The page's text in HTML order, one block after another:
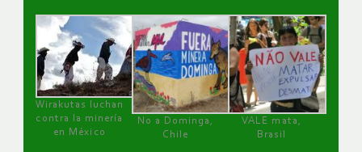
Wirakutas luchan
contra la minería
en México
No a Dominga,
Chile
VALE mata,
Brasil